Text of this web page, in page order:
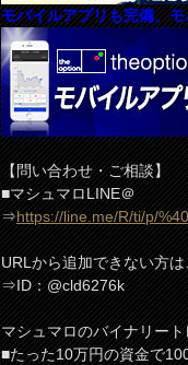
モバイルアプリも完備、
【問い合わせ・ご相談】
■マシュマロLINE＠
⇒https://line.me/R/ti/p/
URLから追加できない方
⇒ID：@cld6276k
マシュマロのバイナリー
■たった10万円の資金で